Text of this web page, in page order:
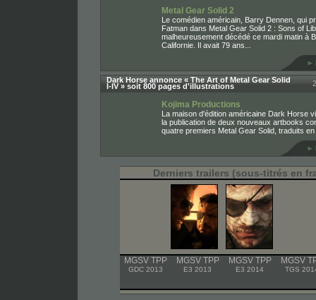
Metal Gear Solid 2
Le comédien américain, Barry Dennen, qui
Fatman dans Metal Gear Solid 2 : Sons of
malheureusement décédé ce mardi matin à
Californie. Il avait 79 ans...
Dark Horse annonce « The Art of Metal Gear Solid
I-IV » soit 800 pages d'illustrations
Kojima Productions
La maison d'édition américaine Dark Horse
la publication de deux nouveaux artbooks
quatre premiers Metal Gear Solid, traduits
Derniers trailers (sous-titrés en
MGSV TPP
GDC 2013
MGSV TPP
E3 2013
MGSV TPP
E3 2014
MGSV
TGS